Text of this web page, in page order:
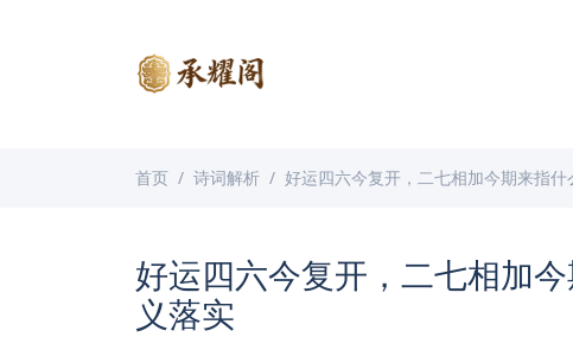
首页 诗词解析 好运四六今复开，二七相加今期来指
好运四六今复开，二七相加
义落实